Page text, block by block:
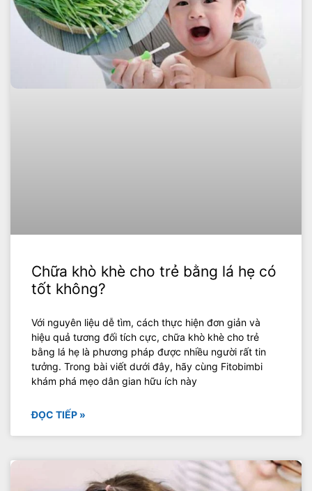
Chữa khò khè cho trẻ bằng lá hẹ có
tốt không?
Với nguyên liệu dễ tìm, cách thực hiện đơn giản và
hiệu quả tương đối tích cực, chữa khò khè cho trẻ
bằng lá hẹ là phương pháp được nhiều người rất tin
tưởng. Trong bài viết dưới đây, hãy cùng Fitobimbi
khám phá mẹo dân gian hữu ích này
ĐỌC TIẾP »